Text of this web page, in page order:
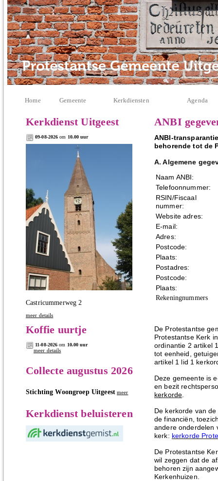
Kerkdienst Uitgeest
09-08-2026 om 10.00 uur
Castricummerweg 2
meer details
Koffie uurtje
11-08-2026 om 10.00 uur
meer details
Collecte augustus 2026
Stichting Woongroep Uitgeest meer
Kerkdienst beluisteren
ANBI
ANBI-
behorende tot de
A. Algemene
Naam ANBI:
Telefoonnummer:
RSIN/Fiscaal
nummer:
Website adres:
E-mail:
Adres:
Postcode:
Plaats:
Postadres:
Postcode:
Plaats:
Rekeningnummers
De Protestantse
Protestantse Kerk
ordinantie 2 artikel
tot eenheid,
artikel 1 lid 1
Deze gemeente is
en bezit
kerkorde
De kerkorde van
de financiën,
andere onderdelen
kerk: kerkorde
De Protestantse
wil zeggen dat de
behoren zijn
Kerkenhuizen.
Home Gemeente Kerkdiensten Agenda